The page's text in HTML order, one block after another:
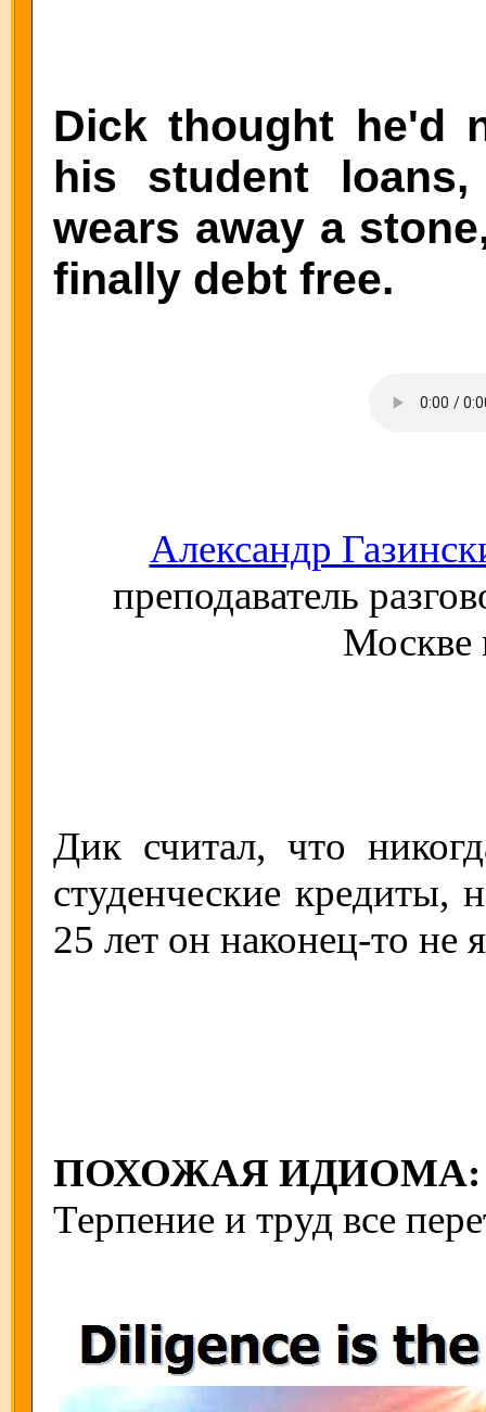
Dick thought he'd
his student
wears away a
finally debt free.
Александр
преподаватель
Дик считал, что
студенческие кредиты,
25 лет он наконец-то не
ПОХОЖАЯ ИДИОМА:
Терпение и труд все